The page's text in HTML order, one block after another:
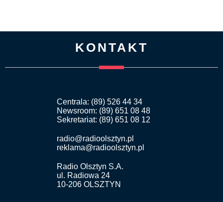
KONTAKT
Centrala: (89) 526 44 34
Newsroom: (89) 651 08 48
Sekretariat: (89) 651 08 12
radio@radioolsztyn.pl
reklama@radioolsztyn.pl
Radio Olsztyn S.A.
ul. Radiowa 24
10-206 OLSZTYN